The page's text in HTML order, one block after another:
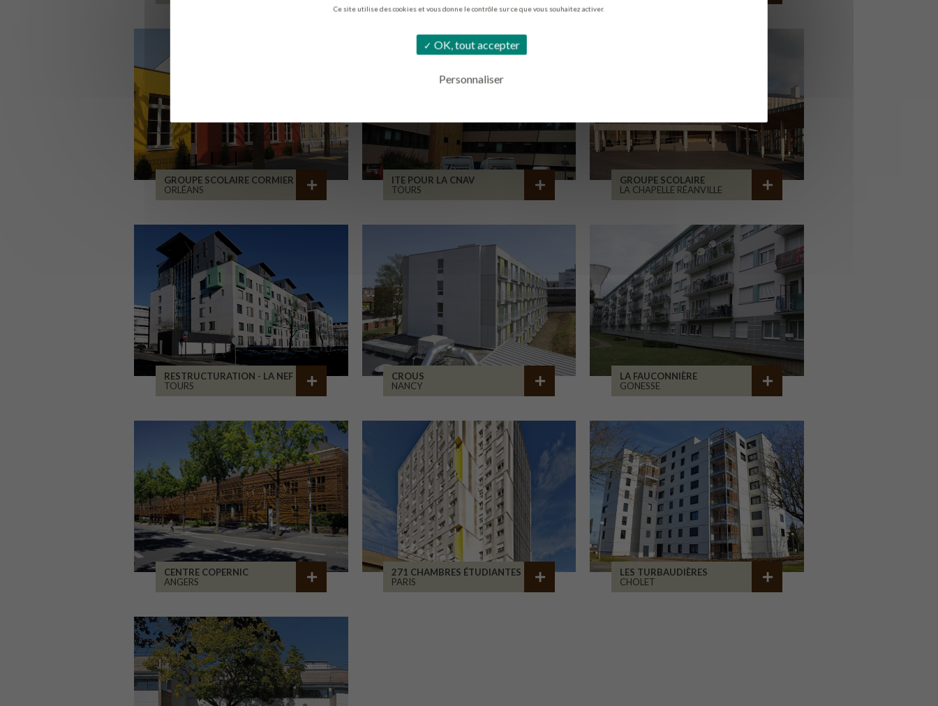
Ce site utilise des cookies et vous donne le contrôle sur ce que vous souhaitez activer.
OK, tout accepter
Personnaliser
GROUPE SCOLAIRE CORMIER
ORLÉANS
ITE POUR LA CNAV
TOURS
GROUPE SCOLAIRE
LA CHAPELLE RÉANVILLE
RESTRUCTURATION - LA NEF
TOURS
CROUS
NANCY
LA FAUCONNIÈRE
GONESSE
CENTRE COPERNIC
ANGERS
271 CHAMBRES ÉTUDIANTES
PARIS
LES TURBAUDIÈRES
CHOLET